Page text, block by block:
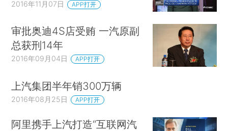
2016年11月07日 APP打开
审批奥迪4S店受贿 一汽原副
总获刑14年
2016年09月04日 APP打开
上汽集团半年销300万辆
2016年08月25日 APP打开
阿里携手上汽打造“互联网汽